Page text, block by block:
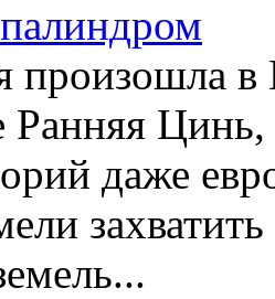
произошла в
Ранняя
даже